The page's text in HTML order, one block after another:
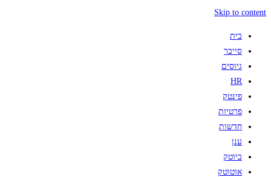
Skip to content
בית
סייבר
גיוסים
HR
פינטק
פרטיות
חדשות
ענן
ביוטק
אוטוטק